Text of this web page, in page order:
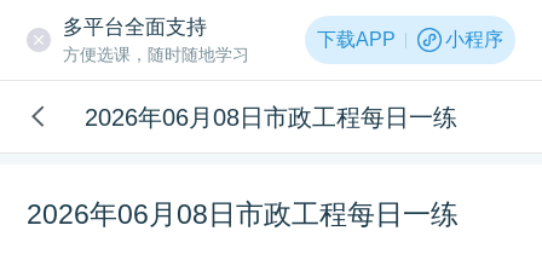
多平台全面支持
方便选课，随时随地学习
下载APP 小程序
2026年06月08日市政工程每日一练
2026年06月08日市政工程每日一练